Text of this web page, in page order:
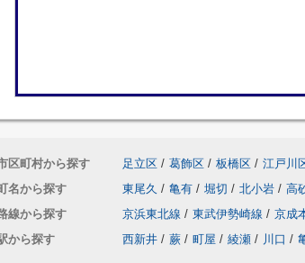
区町村から探す 足立区 / 葛飾区 / 板橋区 / 江戸川
名から探す
東尾久 / 亀有 / 堀切 / 北小岩 / 高
線から探す
京浜東北線 / 東武伊勢崎線 / 京成
から探す
西新井 / 蕨 / 町屋 / 綾瀬 / 川口 /